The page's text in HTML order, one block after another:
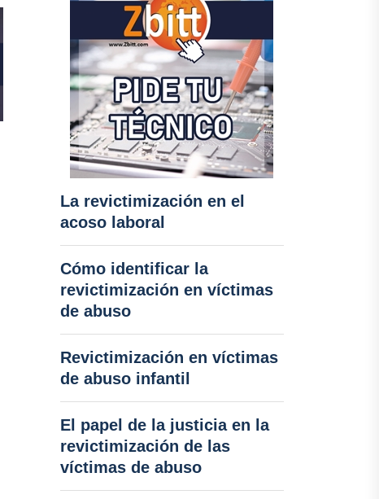
La revictimización en el
acoso laboral
Cómo identificar la
revictimización en víctimas
de abuso
Revictimización en víctimas
de abuso infantil
El papel de la justicia en la
revictimización de las
víctimas de abuso